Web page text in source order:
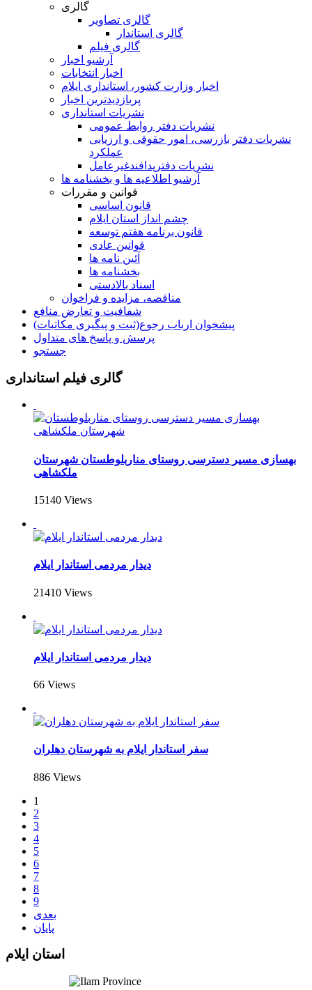
گالری
گالری تصاویر
گالری استاندار
گالری فیلم
آرشیو اخبار
اخبار انتخابات
اخبار وزارت کشور، استانداری ایلام
پربازدیدترین اخبار
نشریات استانداری
نشریات دفتر روابط عمومی
نشريات دفتر بازرسی، امور حقوقی و ارزيابی
عملکرد
نشريات دفترپدافندغيرعامل
آرشیو اطلاعیه ها و بخشنامه ها
قوانین و مقررات
قانون اساسی
چشم انداز استان ایلام
قانون برنامه هفتم توسعه
قوانین عادی
آئین نامه ها
بخشنامه ها
اسناد بالادستی
مناقصه، مزایده و فراخوان
شفافیت و تعارض منافع
پیشخوان ارباب رجوع(ثبت و پیگیری مکاتبات)
پرسش و پاسخ های متداول
جستجو
گالری فیلم استانداری
بهسازی مسیر دسترسی روستای منار‌بلوطستان شهرستان
ملکشاهی
15140 Views
دیدار مردمی استاندار ایلام
21410 Views
دیدار مردمی استاندار ایلام
66 Views
سفر استاندار ایلام به شهرستان دهلران
886 Views
1
2
3
4
5
6
7
8
9
بعدی
پایان
استان ایلام